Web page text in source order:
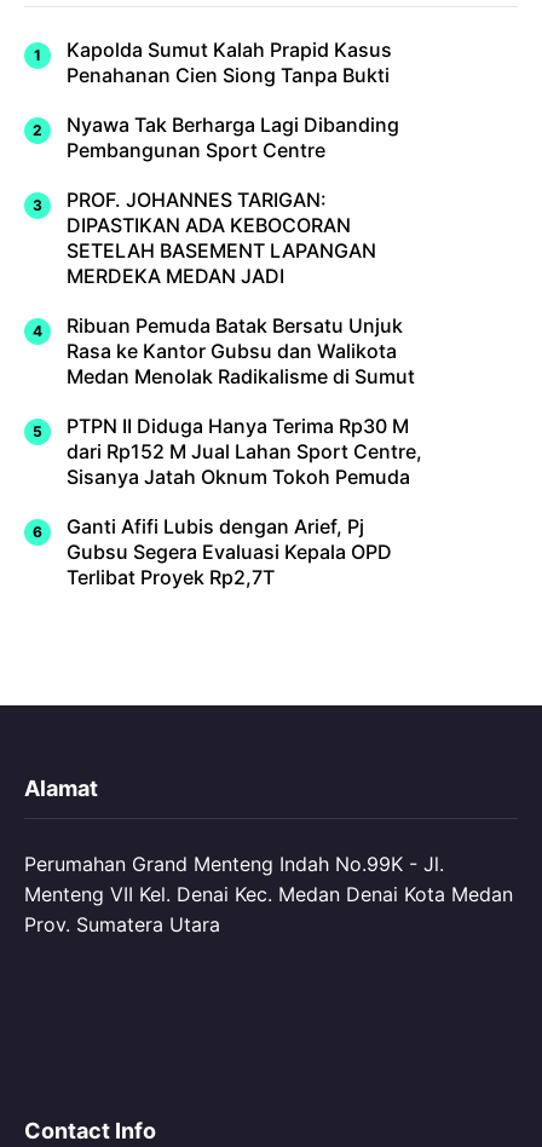
Kapolda Sumut Kalah Prapid Kasus
Penahanan Cien Siong Tanpa Bukti
Nyawa Tak Berharga Lagi Dibanding
Pembangunan Sport Centre
PROF. JOHANNES TARIGAN:
DIPASTIKAN ADA KEBOCORAN
SETELAH BASEMENT LAPANGAN
MERDEKA MEDAN JADI
Ribuan Pemuda Batak Bersatu Unjuk
Rasa ke Kantor Gubsu dan Walikota
Medan Menolak Radikalisme di Sumut
PTPN II Diduga Hanya Terima Rp30 M
dari Rp152 M Jual Lahan Sport Centre,
Sisanya Jatah Oknum Tokoh Pemuda
Ganti Afifi Lubis dengan Arief, Pj
Gubsu Segera Evaluasi Kepala OPD
Terlibat Proyek Rp2,7T
Alamat
Perumahan Grand Menteng Indah No.99K - Jl.
Menteng VII Kel. Denai Kec. Medan Denai Kota Medan
Prov. Sumatera Utara
Contact Info